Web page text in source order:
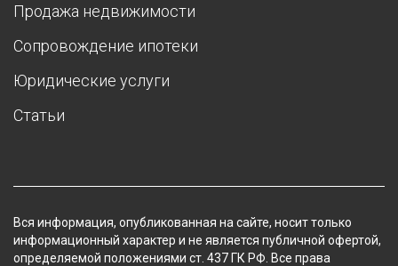
Продажа недвижимости
Сопровождение ипотеки
Юридические услуги
Статьи
Вся информация, опубликованная на сайте, носит только
информационный характер и не является публичной офертой,
определяемой положениями ст. 437 ГК РФ. Все права